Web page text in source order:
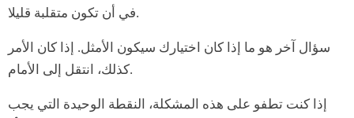
في أن تكون متقلبة قليلا.
سؤال آخر هو ما إذا كان اختيارك سيكون الأمثل. إذا كان الأمر
كذلك، انتقل إلى الأمام.
إذا كنت تطفو على هذه المشكلة، النقطة الوحيدة التي يجب